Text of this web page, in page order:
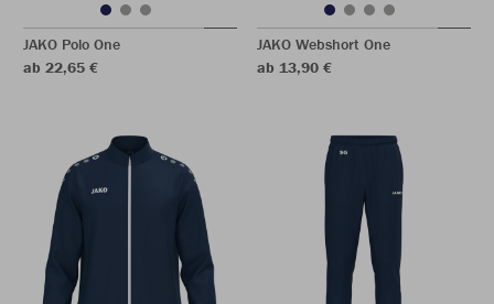
JAKO Polo One
ab 22,65 €
JAKO Webshort One
ab 13,90 €